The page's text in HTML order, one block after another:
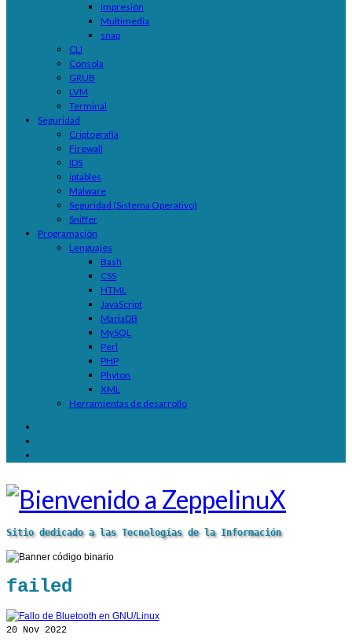
Impresión
Multimedia
snap
CLI
Consola
GRUB
LVM
Terminal
Seguridad
Criptografía
Firewall
IDS
iptables
Malware
Seguridad (Sistema Operativo)
Sniffer
Programación
Lenguajes
Bash
CSS
HTML
JavaScript
MariaDB
MySQL
Perl
PHP
Phyton
XML
Herramientas de desarrollo
Sitio dedicado a las Tecnologías de la Información
failed
20 Nov 2022